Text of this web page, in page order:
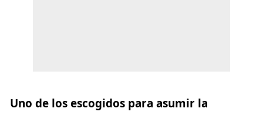
Uno de los escogidos para asumir la